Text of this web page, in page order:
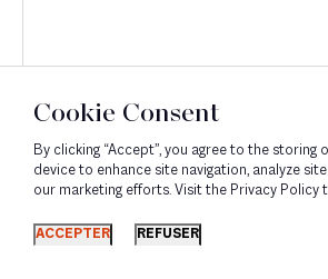
Découvrir
Cookie Consent
By clicking “Accept”, you agree to the storing
device to enhance site navigation, analyze
our marketing efforts. Visit the Privacy Policy
ACCEPTER REFUSER